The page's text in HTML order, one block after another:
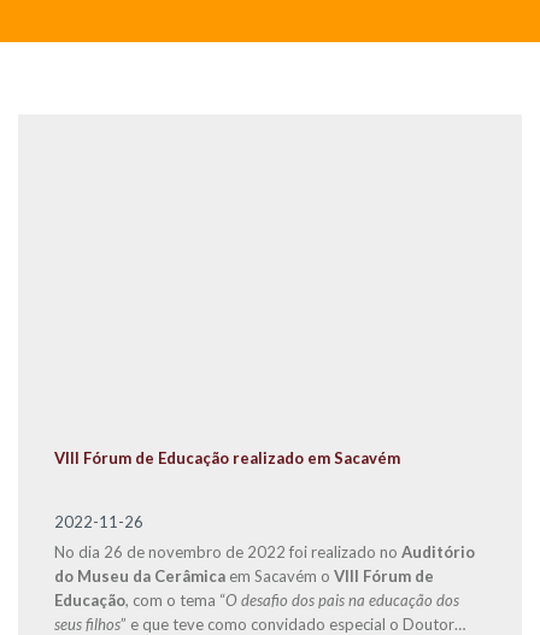
VIII Fórum de Educação realizado em Sacavém
2022-11-26
No dia 26 de novembro de 2022 foi realizado no Auditório
do Museu da Cerâmica em Sacavém o VIII Fórum de
Educação, com o tema “O desafio dos pais na educação dos
seus filhos” e que teve como convidado especial o Doutor